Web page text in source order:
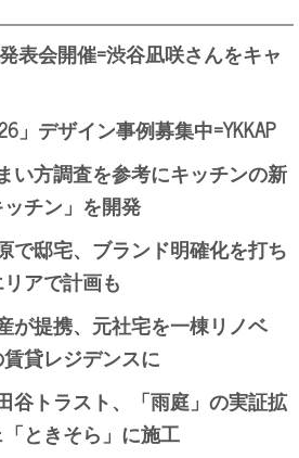
表会開催=渋谷凪咲さんをキャ
」デザイン事例募集中=YKKAP
い方調査を参考にキッチンの新
チン」を開発
で邸宅、ブランド明確化を打ち
アで計画も
が提携、元社宅を一棟リノベ
貸レジデンスに
谷トラスト、「雨庭」の実証拡
ときそら」に施工